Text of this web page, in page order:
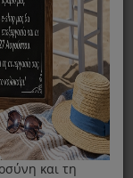
και τη